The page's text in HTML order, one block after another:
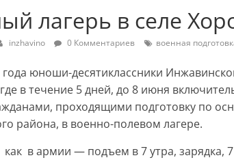
лагерь в селе
inzhavino 0 Комментариев военная
юноши-десятиклассники
в течение 5 дней, до 8 июня
проходящими подготовку по
района, в военно-полевом лагере.
как в армии — подъем в 7 утра, зарядка,